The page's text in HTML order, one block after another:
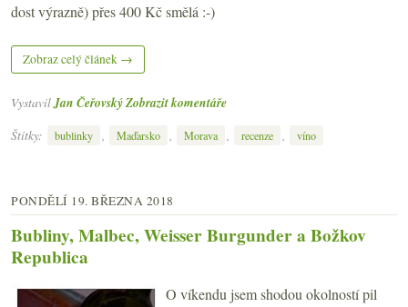
dost výrazně) přes 400 Kč smělá :-)
Zobraz celý článek →
VystavilJan ČeřovskýZobrazit komentáře
Štítky:
bublinky , Maďarsko , Morava , recenze , víno
PONDĚLÍ 19. BŘEZNA 2018
Bubliny, Malbec, Weisser Burgunder a Božkov
Republica
O víkendu jsem shodou okolností pil